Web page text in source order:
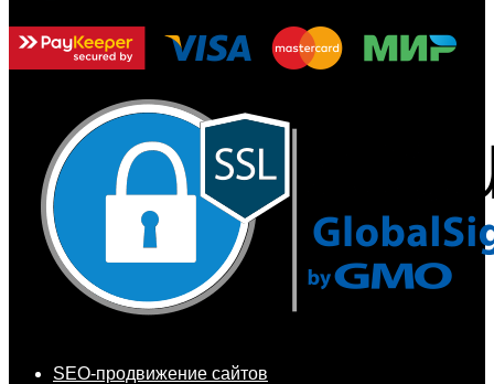
SEO-продвижение сайтов